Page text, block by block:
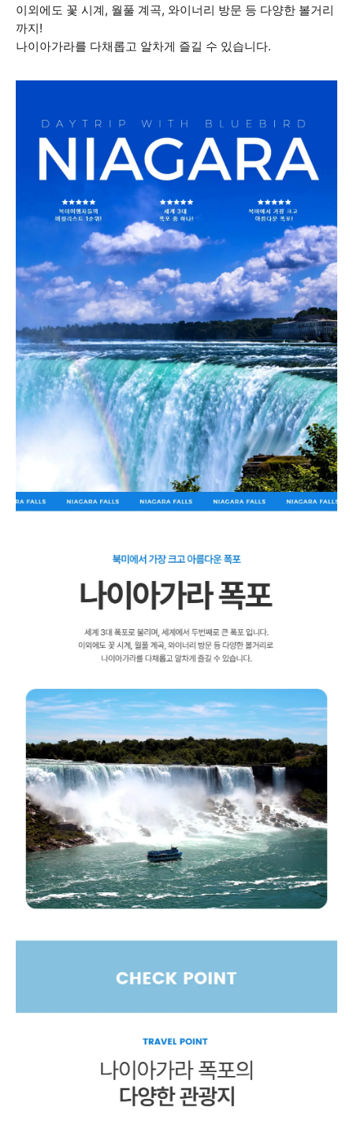
이외에도 꽃 시계, 월풀 계곡, 와이너리 방문 등 다양한 볼거리
까지!
나이아가라를 다채롭고 알차게 즐길 수 있습니다.